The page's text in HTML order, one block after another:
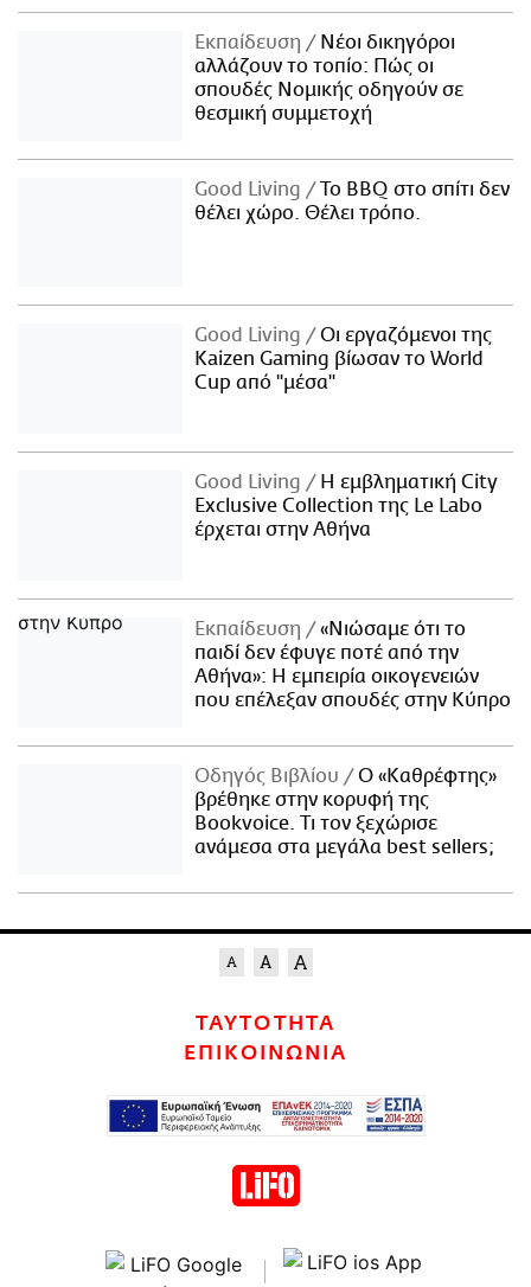
Εκπαίδευση
Νέοι δικηγόροι
αλλάζουν το τοπίο: Πώς οι
σπουδές Νομικής οδηγούν σε
θεσμική συμμετοχή
Good Living
Το BBQ στο σπίτι δεν
θέλει χώρο. Θέλει τρόπο.
Good Living
Οι εργαζόμενοι της
Kaizen Gaming βίωσαν το World
Cup από "μέσα"
Good Living
Η εμβληματική City
Exclusive Collection της Le Labo
έρχεται στην Αθήνα
Εκπαίδευση
«Νιώσαμε ότι το
παιδί δεν έφυγε ποτέ από την
Αθήνα»: Η εμπειρία οικογενειών
που επέλεξαν σπουδές στην Κύπρο
Οδηγός Βιβλίου
Ο «Καθρέφτης»
βρέθηκε στην κορυφή της
Bookvoice. Τι τον ξεχώρισε
ανάμεσα στα μεγάλα best sellers;
ΤΑΥΤΟΤΗΤΑ
ΕΠΙΚΟΙΝΩΝΙΑ